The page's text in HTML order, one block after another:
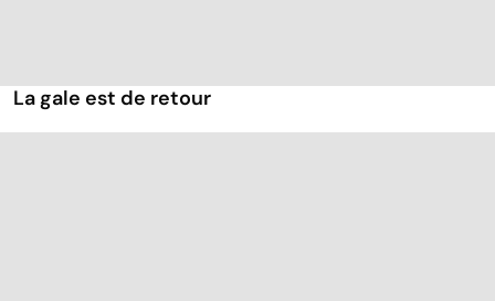
La gale est de retour